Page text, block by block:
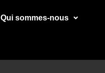
Qui sommes-nous